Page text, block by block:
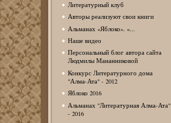
Литературный клуб
Авторы реализуют свои книги
Альманах «Яблоко». «...
Наше видео
Персональный блог автора сайта
Людмилы Мананниковой
Конкурс Литературного дома
"Алма-Ата" - 2012
Яблоко 2016
Альманах "Литературная Алма-Ата"
- 2016